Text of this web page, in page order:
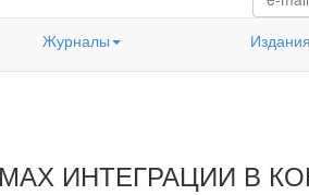
Журналы Издания
ИНТЕГРАЦИИ В